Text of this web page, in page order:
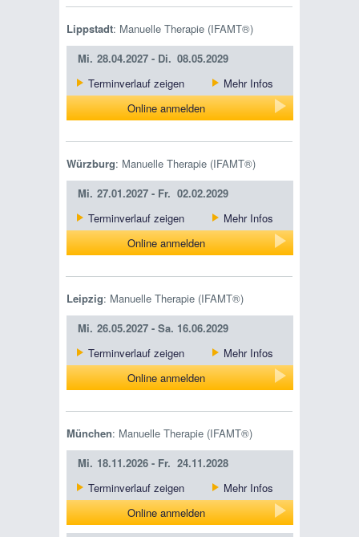
Lippstadt: Manuelle Therapie (IFAMT®)
Mi. 28.04.2027 - Di. 08.05.2029
Terminverlauf zeigen
Mehr Infos
Online anmelden
Würzburg: Manuelle Therapie (IFAMT®)
Mi. 27.01.2027 - Fr. 02.02.2029
Terminverlauf zeigen
Mehr Infos
Online anmelden
Leipzig: Manuelle Therapie (IFAMT®)
Mi. 26.05.2027 - Sa. 16.06.2029
Terminverlauf zeigen
Mehr Infos
Online anmelden
München: Manuelle Therapie (IFAMT®)
Mi. 18.11.2026 - Fr. 24.11.2028
Terminverlauf zeigen
Mehr Infos
Online anmelden